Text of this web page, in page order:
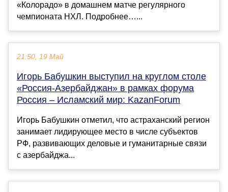
«Колорадо» в домашнем матче регулярного
чемпионата НХЛ. Подробнее…...
21:50, 19 Май
Игорь Бабушкин выступил на круглом столе
«Россия-Азербайджан» в рамках форума
Россия – Исламский мир: KazanForum
Игорь Бабушкин отметил, что астраханский регион
занимает лидирующее место в числе субъектов
РФ, развивающих деловые и гуманитарные связи
с азербайджа...